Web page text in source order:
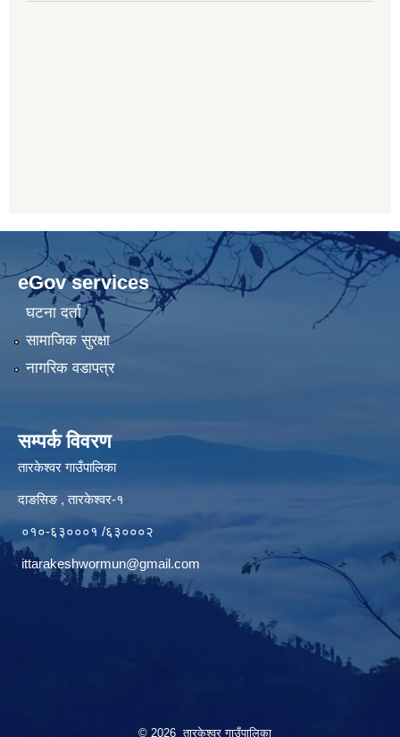
eGov services
घटना दर्ता
सामाजिक सुरक्षा
नागरिक वडापत्र
सम्पर्क विवरण
तारकेश्वर गाउँपालिका
दाङसिङ , तारकेश्वर-१
०१०-६३०००१ /६३०००२
ittarakeshwormun@gmail.com
© 2026 तारकेश्वर गाउँपालिका